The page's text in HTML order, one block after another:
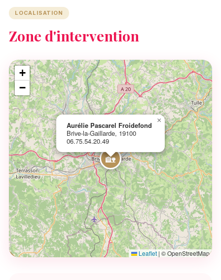
LOCALISATION
Zone d'intervention
🏡
Aurélie Pascarel Froidefond
Brive-la-Gaillarde, 19100
06.75.54.20.49
×
+
−
Leaflet | © OpenStreetMap